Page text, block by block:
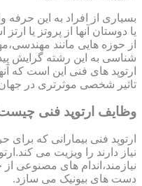
بسیاری از افراد به این حرفه
یا دوستان آنها از پروتز یا
از حوزه هایی مانند
شناسی به این رشته گرایش
ارتوپد های فنی این است که
تاثیر شخصی موثرتری در
وظایف ارتوپد فنی
ارتوپد فنی بیمارانی که
نیاز دارند را ویزیت می
نیازمند،اندام های مصنوعی
دست های بیونیک می سازد.